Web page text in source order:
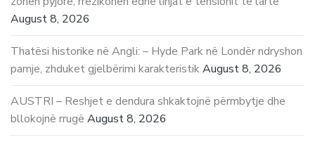
August 8, 2026
Thatësi historike në Angli: – Hyde Park në Londër ndryshon
pamje, zhduket gjelbërimi karakteristikAugust 8, 2026
AUSTRI – Reshjet e dendura shkaktojnë përmbytje dhe
bllokojnë rrugë August 8, 2026